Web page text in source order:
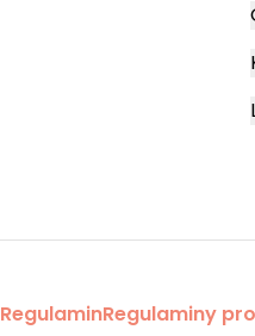
RegulaminRegulaminy